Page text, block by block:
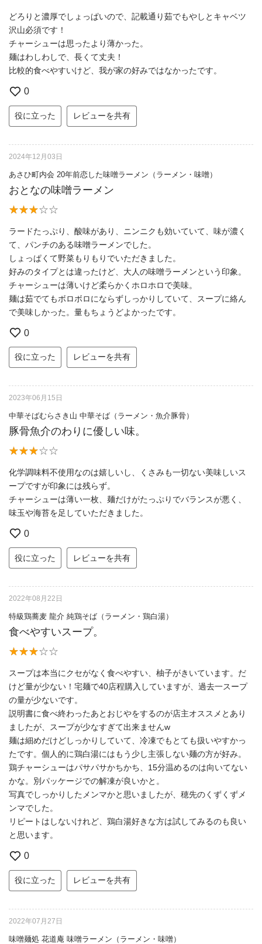
どろりと濃厚でしょっぱいので、記載通り茹でもやしとキャベツ
沢山必須です！
チャーシューは思ったより薄かった。
麺はわしわしで、長くて丈夫！
比較的食べやすいけど、我が家の好みではなかったです。
0
役に立った レビューを共有
2024年12月03日
あさひ町内会 20年前恋した味噌ラーメン（ラーメン・味噌）
おとなの味噌ラーメン
ラードたっぷり、酸味があり、ニンニクも効いていて、味が濃く
て、パンチのある味噌ラーメンでした。
しょっぱくて野菜もりもりでいただきました。
好みのタイプとは違ったけど、大人の味噌ラーメンという印象。
チャーシューは薄いけど柔らかくホロホロで美味。
麺は茹でてもボロボロにならずしっかりしていて、スープに絡ん
で美味しかった。量もちょうどよかったです。
0
役に立った レビューを共有
2023年06月15日
中華そばむらさき山 中華そば（ラーメン・魚介豚骨）
豚骨魚介のわりに優しい味。
化学調味料不使用なのは嬉しいし、くさみも一切ない美味しいス
ープですが印象には残らず。
チャーシューは薄い一枚、麺だけがたっぷりでバランスが悪く、
味玉や海苔を足していただきました。
0
役に立った レビューを共有
2022年08月22日
特級鶏蕎麦 龍介 純鶏そば（ラーメン・鶏白湯）
食べやすいスープ。
スープは本当にクセがなく食べやすい、柚子がきいています。だ
けど量が少ない！宅麺で40店程購入していますが、過去一スープ
の量が少ないです。
説明書に食べ終わったあとおじやをするのが店主オススメとあり
ましたが、スープが少なすぎて出来ませんw
麺は細めだけどしっかりしていて、冷凍でもとても扱いやすかっ
たです。個人的に鶏白湯にはもう少し主張しない麺の方が好み。
鶏チャーシューはパサパサかちかち、15分温めるのは向いてない
かな。別パッケージでの解凍が良いかと。
写真でしっかりしたメンマかと思いましたが、穂先のくずくずメ
ンマでした。
リピートはしないけれど、鶏白湯好きな方は試してみるのも良い
と思います。
0
役に立った レビューを共有
2022年07月27日
味噌麺処 花道庵 味噌ラーメン（ラーメン・味噌）